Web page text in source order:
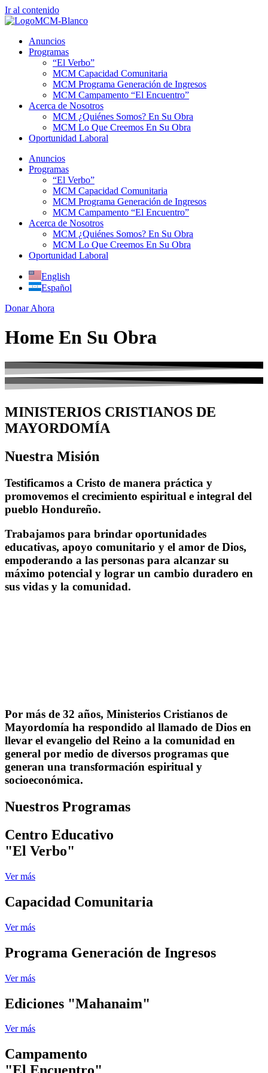
Ir al contenido
Anuncios
Programas
“El Verbo”
MCM Capacidad Comunitaria
MCM Programa Generación de Ingresos
MCM Campamento “El Encuentro”
Acerca de Nosotros
MCM ¿Quiénes Somos? En Su Obra
MCM Lo Que Creemos En Su Obra
Oportunidad Laboral
Anuncios
Programas
“El Verbo”
MCM Capacidad Comunitaria
MCM Programa Generación de Ingresos
MCM Campamento “El Encuentro”
Acerca de Nosotros
MCM ¿Quiénes Somos? En Su Obra
MCM Lo Que Creemos En Su Obra
Oportunidad Laboral
English
Español
Donar Ahora
Home En Su Obra
MINISTERIOS CRISTIANOS DE
MAYORDOMÍA
Nuestra Misión
Testificamos a Cristo de manera práctica y
promovemos el crecimiento espiritual e integral del
pueblo Hondureño.
Trabajamos para brindar oportunidades
educativas, apoyo comunitario y el amor de Dios,
empoderando a las personas para alcanzar su
máximo potencial y lograr un cambio duradero en
sus vidas y la comunidad.
Por más de 32 años, Ministerios Cristianos de
Mayordomía ha respondido al llamado de Dios en
llevar el evangelio del Reino a la comunidad en
general por medio de diversos programas que
generan una transformación espiritual y
socioeconómica.
Nuestros Programas
Centro Educativo
"El Verbo"
Ver más
Capacidad Comunitaria
Ver más
Programa Generación de Ingresos
Ver más
Ediciones "Mahanaim"
Ver más
Campamento